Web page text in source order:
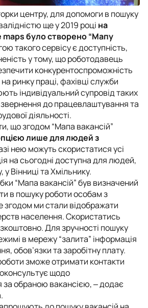
центру, для допомоги в пошуку
ще у 2019 році на
maps було створено “Мапу
такого сервісу є доступність,
у тому, що роботодавець
конкурентоспроможність
на ринку праці, фахівці служби
індивідуальний супровід таких
звернення до працевлаштування та
діяльності.
що згодом “Мапа вакансій”
лише для людей з
нею можуть скористатися усі
на сьогодні доступна для людей,
Вінниці та Хмільнику.
“Мапа вакансій” був визначений
в пошуку роботи особам з
згодом ми стали відображати
населення. Скористатись
Для зручності пошуку
в мережу “залита” інформація
обов’язки та заробітну плату.
зможе отримати контакти
щодо
обраною вакансією, ‒ додає